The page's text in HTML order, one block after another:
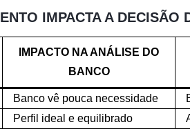
IMPACTA A DECISÃO
IMPACTO NA ANÁLISE DO
BANCO
Banco vê pouca necessidade
Perfil ideal e equilibrado